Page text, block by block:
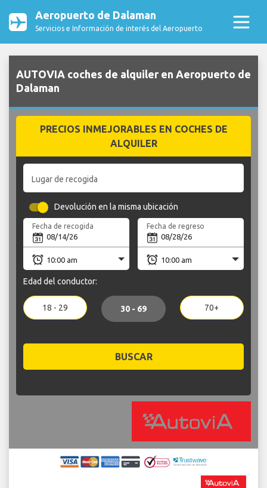
Aeropuerto de Dalaman
Servicios e Información de interés del Aeropuerto
AUTOVIA coches de alquiler en Aeropuerto de
Dalaman
PRECIOS INMEJORABLES EN COCHES DE
ALQUILER
Lugar de recogida
Devolución en la misma ubicación
Fecha de recogida Fecha de regreso
Edad del conductor:
18 - 29 30 - 69 70+
BUSCAR